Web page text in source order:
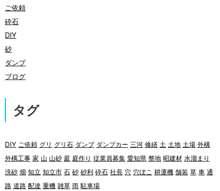
ご依頼
砕石
DIY
砂
ダンプ
ブログ
タグ
DIY ご依頼 グリ グリ石 ダンプ ダンプカー 三河 修繕 土 土地 土場 外構
外構工事 家 山 山砂 庭 庭作り 従業員募集 愛知県 整地 昭建材 水溜まり
洗砂 畑 知立 知立市 石 砂 砂利 砕石 社長 穴 穴ぼこ 耕運機 舗装 草 車 通
路 道路 配達 重機 雑草 雨 駐車場